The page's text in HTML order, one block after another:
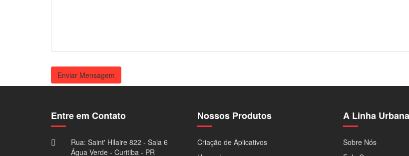
Enviar Mensagem
Entre em Contato
Rua: Saint' Hilaire 822 - Sala 6
Água Verde - Curitiba - PR
Nossos Produtos
Criação de Aplicativos
A Linha Urbana
Sobre Nós